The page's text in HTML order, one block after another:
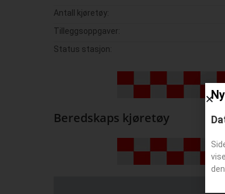
Antall kjøretøy:
Tilleggsoppgaver:
Status stasjon:
Beredskaps kjøretøy